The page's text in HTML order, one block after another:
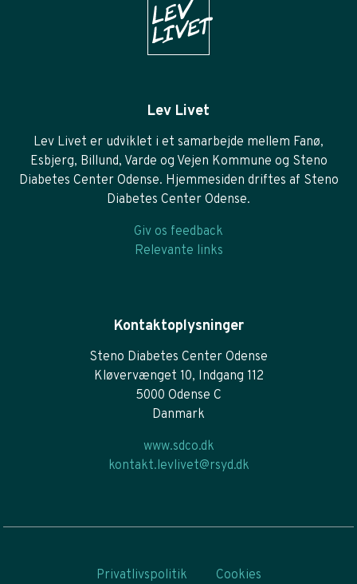
Lev Livet
Lev Livet er udviklet i et samarbejde mellem Fanø,
Esbjerg, Billund, Varde og Vejen Kommune og Steno
Diabetes Center Odense. Hjemmesiden driftes af Steno
Diabetes Center Odense.
Giv os feedback
Relevante links
Kontaktoplysninger
Steno Diabetes Center Odense
Kløvervænget 10, Indgang 112
5000 Odense C
Danmark
www.sdco.dk
kontakt.levlivet@rsyd.dk
Privatlivspolitik Cookies